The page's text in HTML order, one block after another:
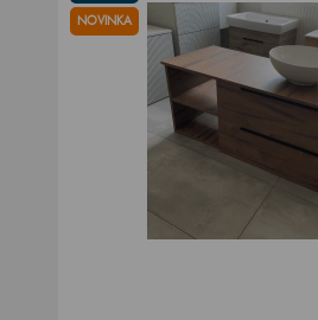
NOVINKA